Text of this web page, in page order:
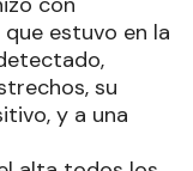
estuvo en la
su
y a una